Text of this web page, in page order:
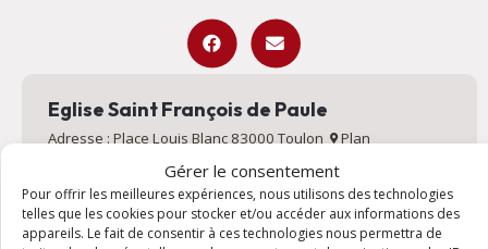
Gérer le consentement
Pour offrir les meilleures expériences, nous utilisons des technologies
telles que les cookies pour stocker et/ou accéder aux informations des
appareils. Le fait de consentir à ces technologies nous permettra de
Eglise Saint François de Paule
Adresse : Place Louis Blanc 83000 Toulon Plan
Salles saint Joseph
Adresse : 118 Rue des Fils Blancard 83000 Toulon Plan